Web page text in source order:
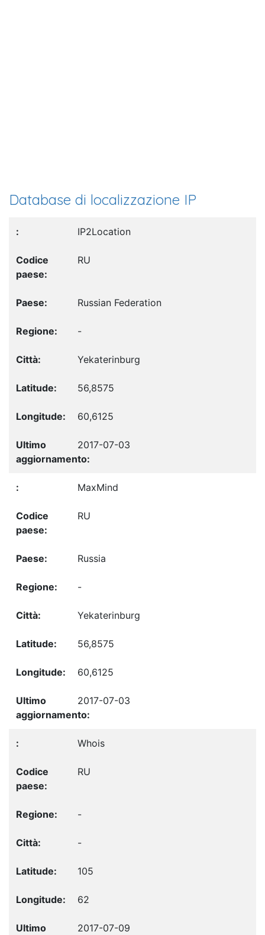
Database di localizzazione IP
IP2Location
RU
Russian Federation
-
Yekaterinburg
56,8575
60,6125
2017-07-03
MaxMind
RU
Russia
-
Yekaterinburg
56,8575
60,6125
2017-07-03
Whois
RU
-
-
105
62
2017-07-09